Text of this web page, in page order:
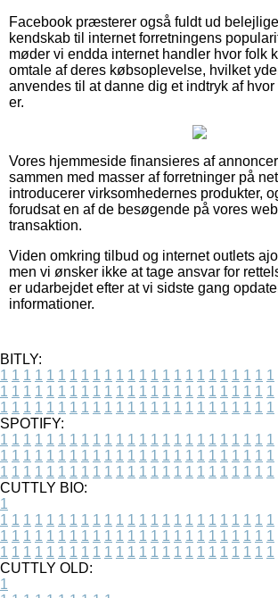
Facebook præsterer også fuldt ud
kendskab til internet forretningens
møder vi endda internet handler hvor folk
omtale af deres købsoplevelse, hvilket
anvendes til at danne dig et indtryk af
er.
Vores hjemmeside finansieres af
sammen med masser af forretninger på
introducerer virksomhedernes produkter,
forudsat en af de besøgende på vores
transaktion.
Viden omkring tilbud og internet outlets
men vi ønsker ikke at tage ansvar for
er udarbejdet efter at vi sidste gang
informationer.
BITLY:
1 1 1 1 1 1 1 1 1 1 1 1 1 1 1 1 1 1 1 1 1 1 1 1
1 1 1 1 1 1 1 1 1 1 1 1 1 1 1 1 1 1 1 1 1 1 1 1
1 1 1 1 1 1 1 1 1 1 1 1 1 1 1 1 1 1 1 1 1 1 1 1
SPOTIFY:
1 1 1 1 1 1 1 1 1 1 1 1 1 1 1 1 1 1 1 1 1 1 1 1
1 1 1 1 1 1 1 1 1 1 1 1 1 1 1 1 1 1 1 1 1 1 1 1
1 1 1 1 1 1 1 1 1 1 1 1 1 1 1 1 1 1 1 1 1 1 1 1
CUTTLY BIO:
1
1 1 1 1 1 1 1 1 1 1 1 1 1 1 1 1 1 1 1 1 1 1 1 1
1 1 1 1 1 1 1 1 1 1 1 1 1 1 1 1 1 1 1 1 1 1 1 1
1 1 1 1 1 1 1 1 1 1 1 1 1 1 1 1 1 1 1 1 1 1 1 1
CUTTLY OLD:
1